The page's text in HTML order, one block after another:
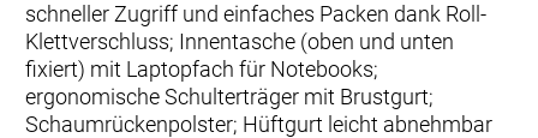
schneller Zugriff und einfaches Packen dank Roll-
Klettverschluss; Innentasche (oben und unten
fixiert) mit Laptopfach für Notebooks;
ergonomische Schulterträger mit Brustgurt;
Schaumrückenpolster; Hüftgurt leicht abnehmbar